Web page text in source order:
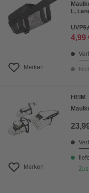
Merken
L,
UVP
4,99
Merken
HEIM